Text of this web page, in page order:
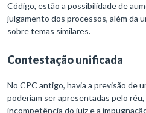
Código, estão a possibilidade de
julgamento dos processos, além da
sobre temas similares.
Contestação unificada
No CPC antigo, havia a previsão de
poderiam ser apresentadas pelo
incompetência do juiz e a